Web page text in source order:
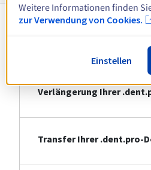
Registrierung Ihrer
Verlängerung Ihrer
Transfer Ihrer .dent.pro-
Weitere Informationen finden
zur Verwendung von Cookies.
Einstellen